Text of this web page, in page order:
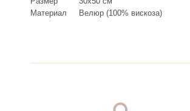
Материал
Велюр (100% вискоза)